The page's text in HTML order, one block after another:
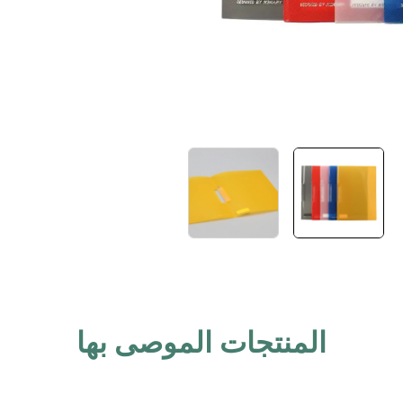
المنتجات الموصى بها